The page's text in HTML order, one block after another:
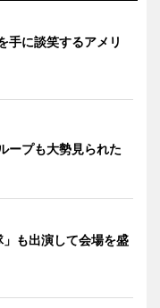
手に談笑するアメリ
ープも大勢見られた
」も出演して会場を盛